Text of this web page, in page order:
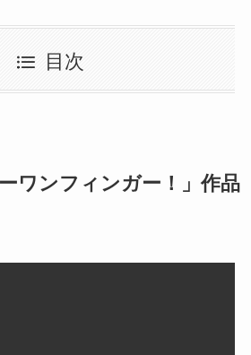
目次
ワンフィンガー！」作品